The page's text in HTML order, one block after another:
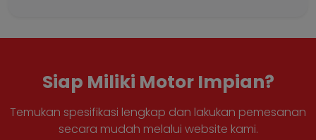
Siap Miliki Motor Impian?
Temukan spesifikasi lengkap dan lakukan pemesanan
secara mudah melalui website kami.